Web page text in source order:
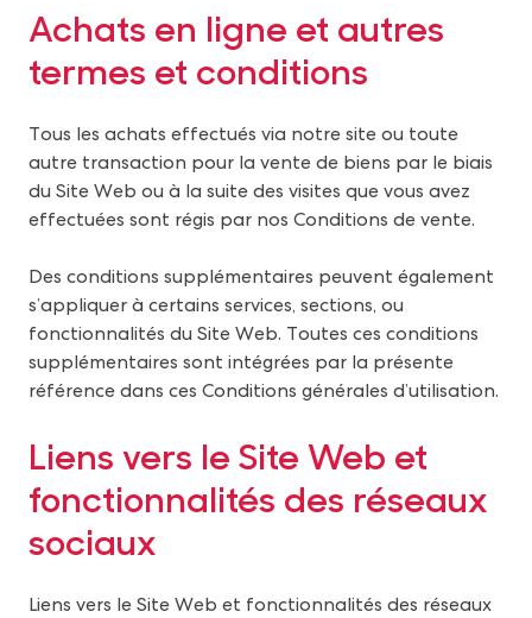
Achats en ligne et autres
termes et conditions
Tous les achats effectués via notre site ou toute
autre transaction pour la vente de biens par le biais
du Site Web ou à la suite des visites que vous avez
effectuées sont régis par nos Conditions de vente.
Des conditions supplémentaires peuvent également
s’appliquer à certains services, sections, ou
fonctionnalités du Site Web. Toutes ces conditions
supplémentaires sont intégrées par la présente
référence dans ces Conditions générales d’utilisation.
Liens vers le Site Web et
fonctionnalités des réseaux
sociaux
Liens vers le Site Web et fonctionnalités des réseaux